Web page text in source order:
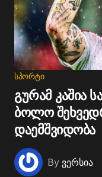
ᲡᲞᲝᲠᲢᲘ
გურამ კაშია
ბოლო
დაემშვიდობა
By ვერსია